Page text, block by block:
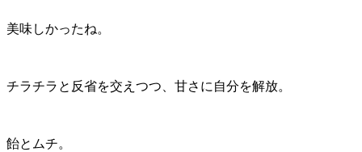
美味しかったね。
チラチラと反省を交えつつ、甘さに自分を解放。
飴とムチ。